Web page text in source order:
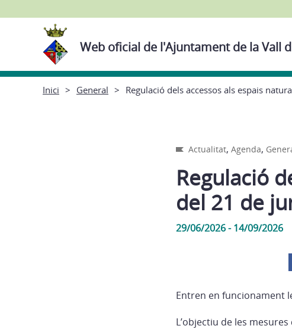
Web oficial de l'Ajuntament de la Vall
Inici General Regulació dels accessos als espais
Actualitat, Agenda,
Regulació
del 21 de
29/06/2026 - 14/09/2026
Entren en funcionament
L’objectiu de les